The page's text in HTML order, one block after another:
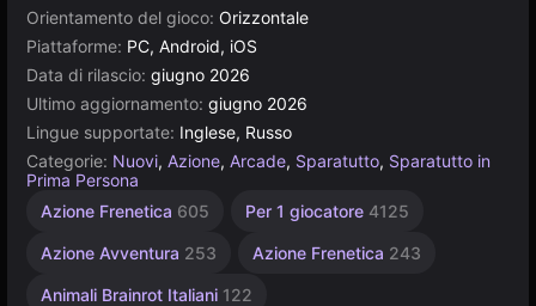
Orientamento del gioco: Orizzontale
Piattaforme: PC, Android, iOS
Data di rilascio: giugno 2026
Ultimo aggiornamento: giugno 2026
Lingue supportate: Inglese, Russo
Categorie: Nuovi, Azione, Arcade, Sparatutto, Sparatutto in
Prima Persona
Azione Frenetica 605 Per 1 giocatore 4125
Azione Avventura 253 Azione Frenetica 243
Animali Brainrot Italiani 122